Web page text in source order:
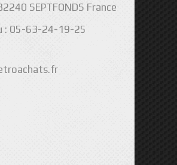
SEPTFONDS France
: 05-63-24-19-25